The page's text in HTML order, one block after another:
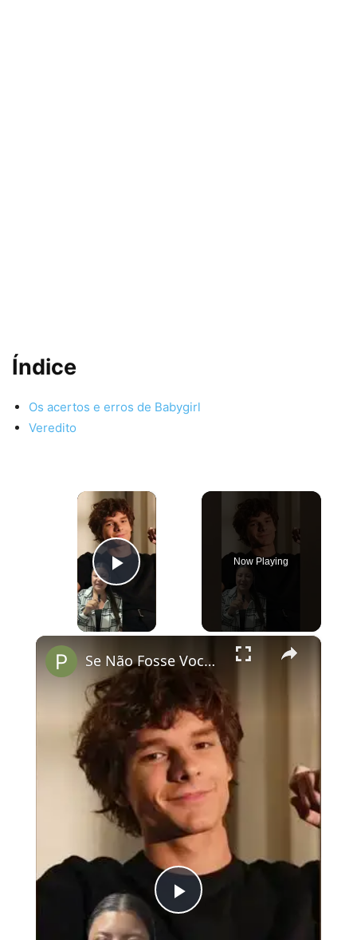
Índice
Os acertos e erros de Babygirl
Veredito
×
Play Video
Now Playing
×
Play
Se Não Fosse Você já está em cartaz nos cinemas!